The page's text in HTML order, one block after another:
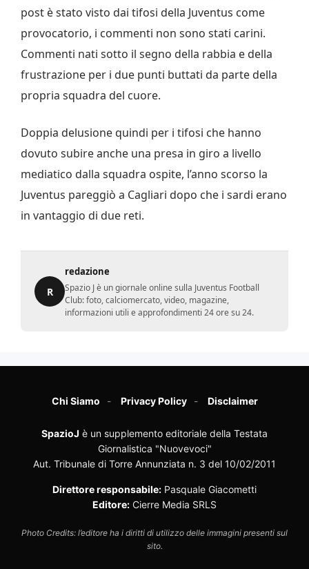
post è stato visto dai tifosi della Juventus come
provocatorio, i commenti non sono stati carini.
Commenti nati sotto il segno della rabbia e della
frustrazione per i due punti buttati da parte della
propria squadra del cuore.
Doppia delusione quindi per i tifosi che hanno
dovuto subire anche una presa in giro a livello
mediatico dalla squadra ospite, l’anno scorso la
Juventus pareggiò a Cagliari dopo che i sardi erano
in vantaggio di due reti.
R
redazione
Spazio J è un giornale online sulla Juventus Football
Club: foto, calciomercato, video, magazine,
informazioni utili e approfondimenti 24 ore su 24.
Chi Siamo Privacy Policy Disclaimer
SpazioJ è un supplemento editoriale della Testata
Giornalistica "Nuovevoci"
Aut. Tribunale di Torre Annunziata n. 3 del 10/02/2011
Direttore responsabile: Pasquale Giacometti
Editore: Cierre Media SRLS
Photo Credits: l’editore ha i diritti di utilizzo delle immagini presenti sul
sito.